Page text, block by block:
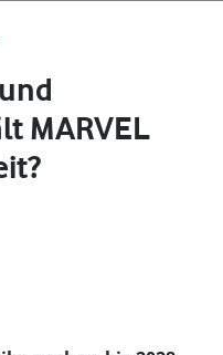
MARVEL